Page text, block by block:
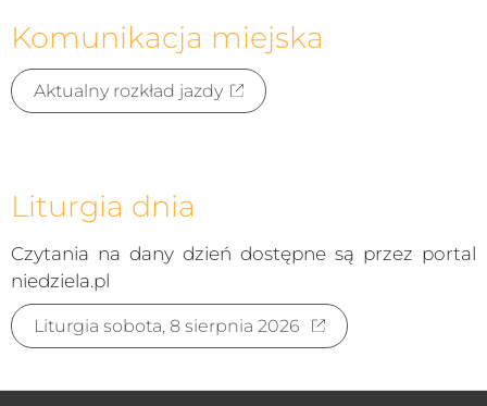
Komunikacja miejska
Aktualny rozkład jazdy
Liturgia dnia
Czytania na dany dzień dostępne są przez portal
niedziela.pl
Liturgia sobota, 8 sierpnia 2026